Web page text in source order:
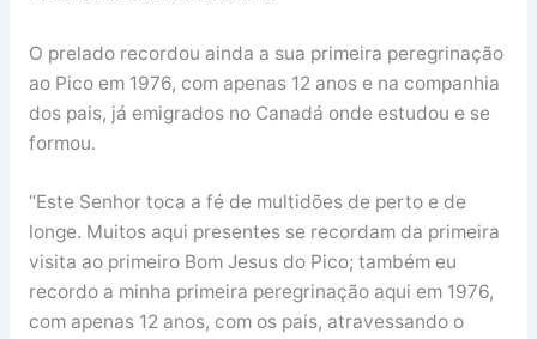
O prelado recordou ainda a sua primeira peregrinação
ao Pico em 1976, com apenas 12 anos e na companhia
dos pais, já emigrados no Canadá onde estudou e se
formou.
“Este Senhor toca a fé de multidões de perto e de
longe. Muitos aqui presentes se recordam da primeira
visita ao primeiro Bom Jesus do Pico; também eu
recordo a minha primeira peregrinação aqui em 1976,
com apenas 12 anos, com os pais, atravessando o